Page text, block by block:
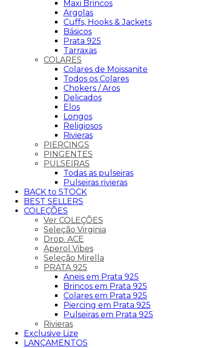
Maxi Brincos
Argolas
Cuffs, Hooks & Jackets
Básicos
Prata 925
Tarraxas
COLARES
Colares de Moissanite
Todos os Colares
Chokers / Aros
Delicados
Elos
Longos
Religiosos
Rivieras
PIERCINGS
PINGENTES
PULSEIRAS
Todas as pulseiras
Pulseiras rivieras
BACK to STOCK
BEST SELLERS
COLEÇÕES
Ver COLEÇÕES
Seleção Virginia
Drop. ACE
Aperol Vibes
Seleção Mirella
PRATA 925
Aneis em Prata 925
Brincos em Prata 925
Colares em Prata 925
Piercing em Prata 925
Pulseiras em Prata 925
Rivieras
Exclusive Lize
LANÇAMENTOS